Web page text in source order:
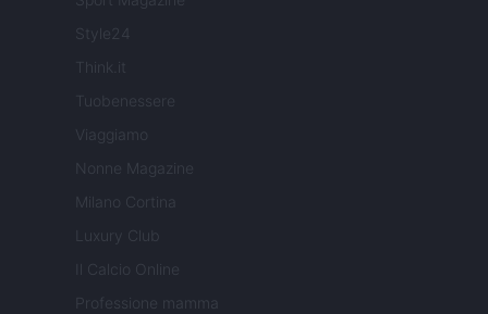
Style24
Think.it
Tuobenessere
Viaggiamo
Nonne Magazine
Milano Cortina
Luxury Club
Il Calcio Online
Professione mamma